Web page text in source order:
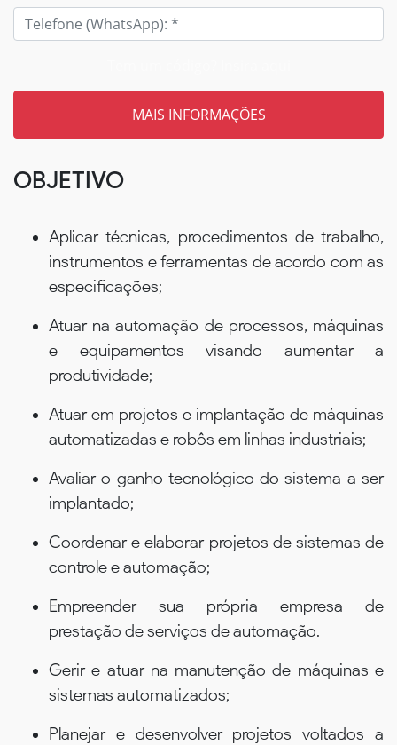
OBJETIVO
Aplicar técnicas, procedimentos de trabalho,
instrumentos e ferramentas de acordo com as
especificações;
Atuar na automação de processos, máquinas
e equipamentos visando aumentar a
produtividade;
Atuar em projetos e implantação de máquinas
automatizadas e robôs em linhas industriais;
Avaliar o ganho tecnológico do sistema a ser
implantado;
Coordenar e elaborar projetos de sistemas de
controle e automação;
Empreender sua própria empresa de
prestação de serviços de automação.
Gerir e atuar na manutenção de máquinas e
sistemas automatizados;
Planejar e desenvolver projetos voltados a